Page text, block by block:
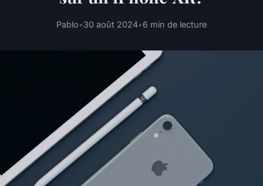
Pablo•30 août 2024•6 min de lecture